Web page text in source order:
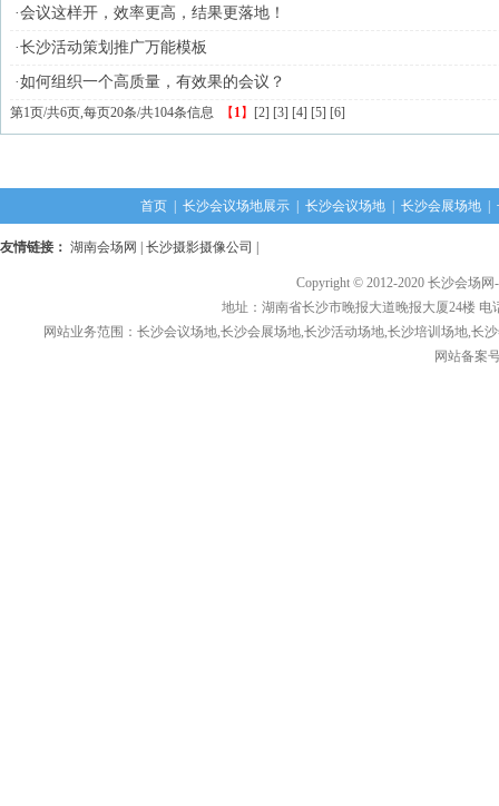
·会议这样开，效率更高，结果更落地！
·长沙活动策划推广万能模板
·如何组织一个高质量，有效果的会议？
第1页/共6页,每页20条/共104条信息 【 1】 [2] [3] [4] [5] [6]
首页 长沙会议场地展示 长沙会议场地 长沙会展场地
友情链接： 湖南会场网 长沙摄影摄像公司
Copyright © 2012-2020 长沙会场
地址：湖南省长沙市晚报大道晚报大厦24楼 电
网站业务范围：长沙会议场地,长沙会展场地,长沙活动场地,长沙培训场地,长
网站备案